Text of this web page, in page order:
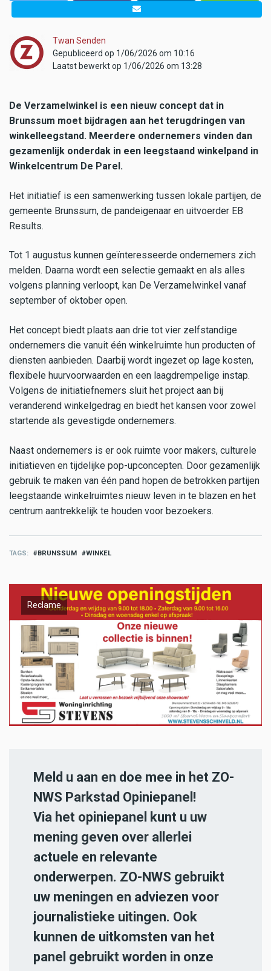
Twan Senden
Gepubliceerd op 1/06/2026 om 10:16
Laatst bewerkt op 1/06/2026 om 13:28
De Verzamelwinkel is een nieuw concept dat in
Brunssum moet bijdragen aan het terugdringen van
winkelleegstand. Meerdere ondernemers vinden dan
gezamenlijk onderdak in een leegstaand winkelpand in
Winkelcentrum De Parel.
Het initiatief is een samenwerking tussen lokale partijen, de
gemeente Brunssum, de pandeigenaar en uitvoerder EB
Results.
Tot 1 augustus kunnen geïnteresseerde ondernemers zich
melden. Daarna wordt een selectie gemaakt en als alles
volgens planning verloopt, kan De Verzamelwinkel vanaf
september of oktober open.
Het concept biedt plaats aan drie tot vier zelfstandige
ondernemers die vanuit één winkelruimte hun producten of
diensten aanbieden. Daarbij wordt ingezet op lage kosten,
flexibele huurvoorwaarden en een laagdrempelige instap.
Volgens de initiatiefnemers sluit het project aan bij
veranderend winkelgedrag en biedt het kansen voor zowel
startende als gevestigde ondernemers.
Naast ondernemers is er ook ruimte voor makers, culturele
initiatieven en tijdelijke pop-upconcepten. Door gezamenlijk
gebruik te maken van één pand hopen de betrokken partijen
leegstaande winkelruimtes nieuw leven in te blazen en het
centrum aantrekkelijk te houden voor bezoekers.
TAGS BRUNSSUM WINKEL
Reclame
Meld u aan en doe mee in het ZO-
NWS Parkstad Opiniepanel!
Via het opiniepanel kunt u uw
mening geven over allerlei
actuele en relevante
onderwerpen. ZO-NWS gebruikt
uw meningen en adviezen voor
journalistieke uitingen. Ook
kunnen de uitkomsten van het
panel gebruikt worden in onze